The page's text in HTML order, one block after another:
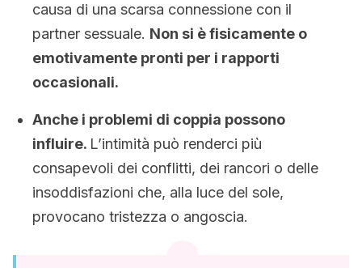
causa di una scarsa connessione con il
partner sessuale. Non si è fisicamente o
emotivamente pronti per i rapporti
occasionali.
Anche i problemi di coppia possono
influire. L’intimità può renderci più
consapevoli dei conflitti, dei rancori o delle
insoddisfazioni che, alla luce del sole,
provocano tristezza o angoscia.